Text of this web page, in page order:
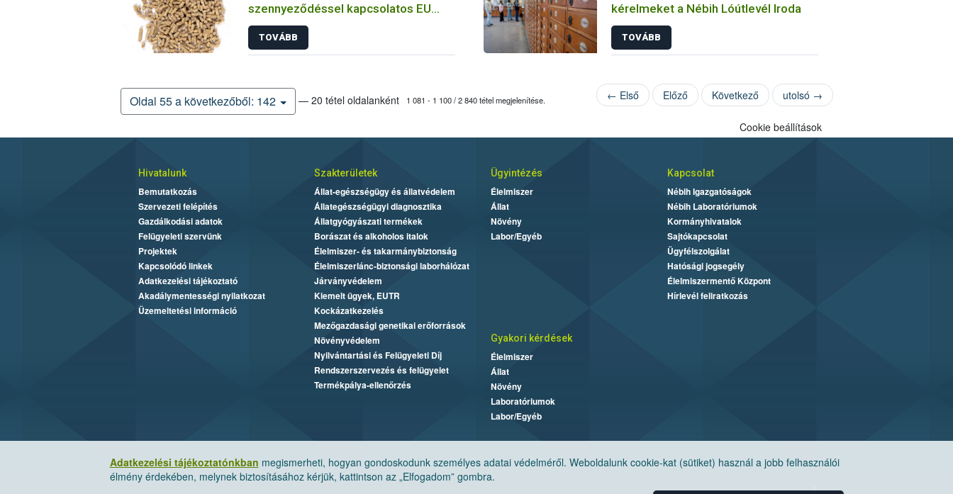
szennyeződéssel kapcsolatos EU
Bizottsági összefoglaló
TOVÁBB
kérelmeket a Nébih Lóútlevél Iroda
TOVÁBB
Oldal 55 a következőből: 142 — 20 tétel oldalanként 1 081 - 1 100 / 2 840 tétel megjelenítése. ← Első Előző Következő utolsó →
Adatkezelési tájékoztatónkban megismerheti, hogyan gondoskodunk személyes adatai védelméről. Weboldalunk cookie-kat (sütiket) használ a jobb felhasználói
élmény érdekében, melynek biztosításához kérjük, kattintson az „Elfogadom” gombra.
Cookie beállítások
Hivatalunk
Bemutatkozás
Szervezeti felépítés
Gazdálkodási adatok
Felügyeleti szervünk
Projektek
Kapcsolódó linkek
Adatkezelési tájékoztató
Akadálymentességi nyilatkozat
Üzemeltetési információ
Szakterületek
Állat-egészségügy és állatvédelem
Állategészségügyi diagnosztika
Állatgyógyászati termékek
Borászat és alkoholos italok
Élelmiszer- és takarmánybiztonság
Élelmiszerlánc-biztonsági laborhálózat
Járványvédelem
Kiemelt ügyek, EUTR
Kockázatkezelés
Mezőgazdasági genetikai erőforrások
Növényvédelem
Nyilvántartási és Felügyeleti Díj
Rendszerszervezés és felügyelet
Termékpálya-ellenőrzés
Ügyintézés
Élelmiszer
Állat
Növény
Labor/Egyéb
Kapcsolat
Nébih Igazgatóságok
Nébih Laboratóriumok
Kormányhivatalok
Sajtókapcsolat
Ügyfélszolgálat
Hatósági jogsegély
Élelmiszermentő Központ
Hírlevél feliratkozás
Gyakori kérdések
Élelmiszer
Állat
Növény
Laboratóriumok
Labor/Egyéb